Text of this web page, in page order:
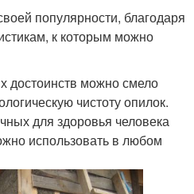
популярности, благодаря
к которым можно
можно смело
чистоту опилок.
для здоровья человека
использовать в любом